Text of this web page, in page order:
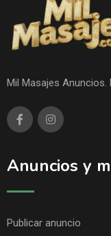
Mil Masajes Anuncios.
Anuncios y
Publicar anuncio